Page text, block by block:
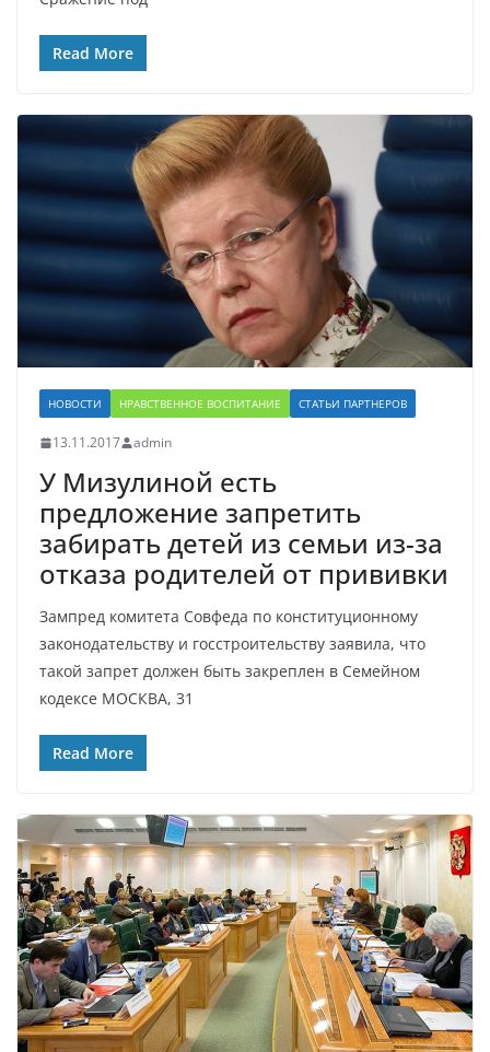
Read More
НОВОСТИ НРАВСТВЕННОЕ ВОСПИТАНИЕ СТАТЬИ ПАРТНЕРОВ
13.11.2017 admin
У Мизулиной есть
предложение запретить
забирать детей из семьи из-за
отказа родителей от прививки
Зампред комитета Совфеда по конституционному
законодательству и госстроительству заявила, что
такой запрет должен быть закреплен в Семейном
кодексе МОСКВА, 31
Read More